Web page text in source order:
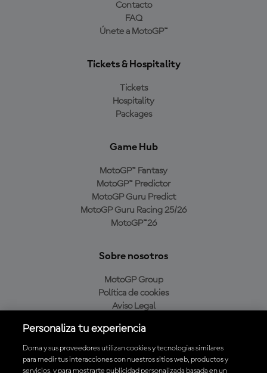
Contacto
FAQ
Únete a MotoGP™
Tickets & Hospitality
Tickets
Hospitality
Packages
Game Hub
MotoGP™ Fantasy
MotoGP™ Predictor
MotoGP Guru Predict
MotoGP Guru Racing 25/26
MotoGP™26
Sobre nosotros
MotoGP Group
Política de cookies
Aviso Legal
Política de compra
Personaliza tu experiencia
Dorna y sus proveedores utilizan cookies y tecnologías similares
para medir tus interacciones con nuestros sitios web, productos y
servicios, y para mostrarte publicidad personalizada basada en un